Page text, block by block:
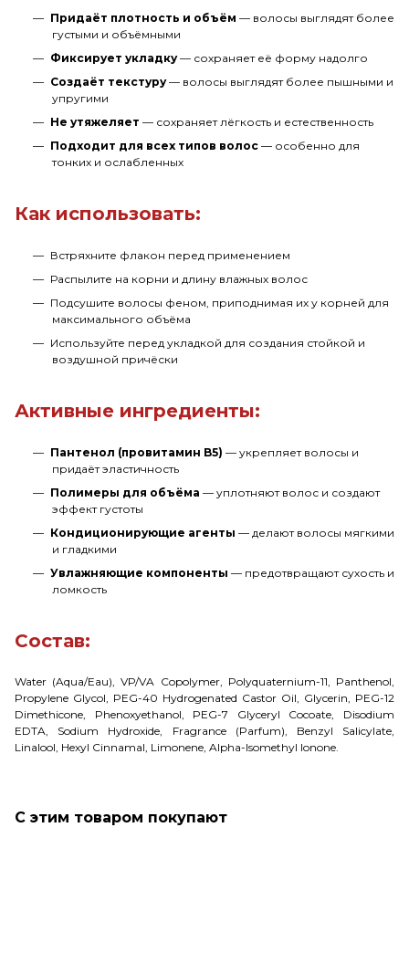
Придаёт плотность и объём — волосы выглядят более
густыми и объёмными
Фиксирует укладку— сохраняет её форму надолго
Создаёт текстуру— волосы выглядят более пышными и
упругими
Не утяжеляет — сохраняет лёгкость и естественность
Подходит для всех типов волос — особенно для
тонких и ослабленных
Как использовать:
Встряхните флакон перед применением
Распылите на корни и длину влажных волос
Подсушите волосы феном, приподнимая их у корней для
максимального объёма
Используйте перед укладкой для создания стойкой и
воздушной причёски
Активные ингредиенты:
Пантенол (провитамин B5) — укрепляет волосы и
придаёт эластичность
Полимеры для объёма — уплотняют волос и создают
эффект густоты
Кондиционирующие агенты — делают волосы мягкими
и гладкими
Увлажняющие компоненты — предотвращают сухость и
ломкость
Состав:
Water (Aqua/Eau), VP/VA Copolymer, Polyquaternium-11, Panthenol,
Propylene Glycol, PEG-40 Hydrogenated Castor Oil, Glycerin, PEG-12
Dimethicone, Phenoxyethanol, PEG-7 Glyceryl Cocoate, Disodium
EDTA, Sodium Hydroxide, Fragrance (Parfum), Benzyl Salicylate,
Linalool, Hexyl Cinnamal, Limonene, Alpha-Isomethyl Ionone.
С этим товаром покупают